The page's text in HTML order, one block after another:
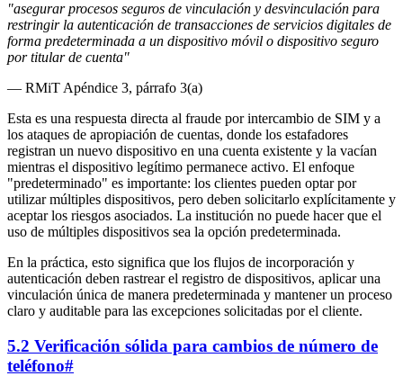
"asegurar procesos seguros de vinculación y desvinculación para
restringir la autenticación de transacciones de servicios digitales de
forma predeterminada a un dispositivo móvil o dispositivo seguro
por titular de cuenta"
— RMiT Apéndice 3, párrafo 3(a)
Esta es una respuesta directa al fraude por intercambio de SIM y a
los ataques de apropiación de cuentas, donde los estafadores
registran un nuevo dispositivo en una cuenta existente y la vacían
mientras el dispositivo legítimo permanece activo. El enfoque
"predeterminado" es importante: los clientes pueden optar por
utilizar múltiples dispositivos, pero deben solicitarlo explícitamente y
aceptar los riesgos asociados. La institución no puede hacer que el
uso de múltiples dispositivos sea la opción predeterminada.
En la práctica, esto significa que los flujos de incorporación y
autenticación deben rastrear el registro de dispositivos, aplicar una
vinculación única de manera predeterminada y mantener un proceso
claro y auditable para las excepciones solicitadas por el cliente.
5.2 Verificación sólida para cambios de número de
teléfono#